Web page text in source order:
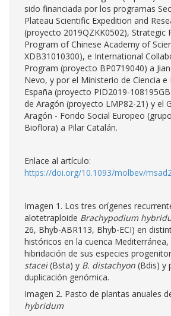
sido financiada por los programas
Plateau Scientific Expedition and
(proyecto 2019QZKK0502), Strategic
Program of Chinese Academy of
XDB31010300), e International
Program (proyecto BP0719040) a
Nevo, y por el Ministerio de Ciencia e
España (proyecto PID2019-
de Aragón (proyecto LMP82-21) y el
Aragón - Fondo Social Europeo
Bioflora) a Pilar Catalán.
Enlace al artículo:
https://doi.org/10.1093/molbev/
Imagen 1. Los tres orígenes
alotetraploide Brachypodium
26, Bhyb-ABR113, Bhyb-ECI) en
históricos en la cuenca Mediterránea,
hibridación de sus especies
stacei(Bsta) y B. distachyon (Bdis) y
duplicación genómica.
Imagen 2. Pasto de plantas anuales
hybridum